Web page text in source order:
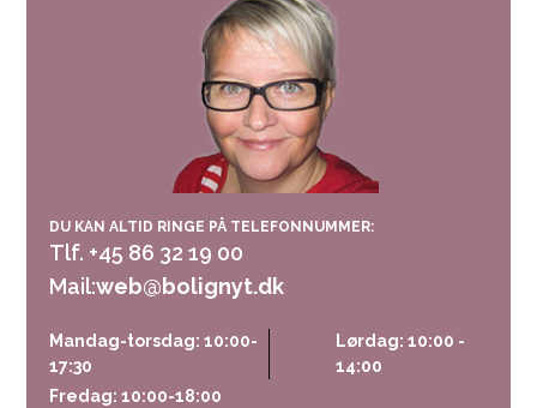
DU KAN ALTID RINGE PÅ TELEFONNUMMER:
Tlf. +45 86 32 19 00
Mail:web@bolignyt.dk
Mandag-torsdag: 10:00-
17:30
Fredag: 10:00-18:00
Lørdag: 10:00 -
14:00